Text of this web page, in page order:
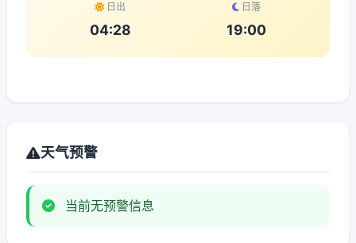
日出
04:28
日落
19:00
天气预警
当前无预警信息